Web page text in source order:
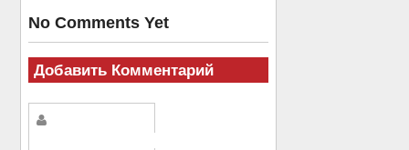
No Comments Yet
Добавить Комментарий